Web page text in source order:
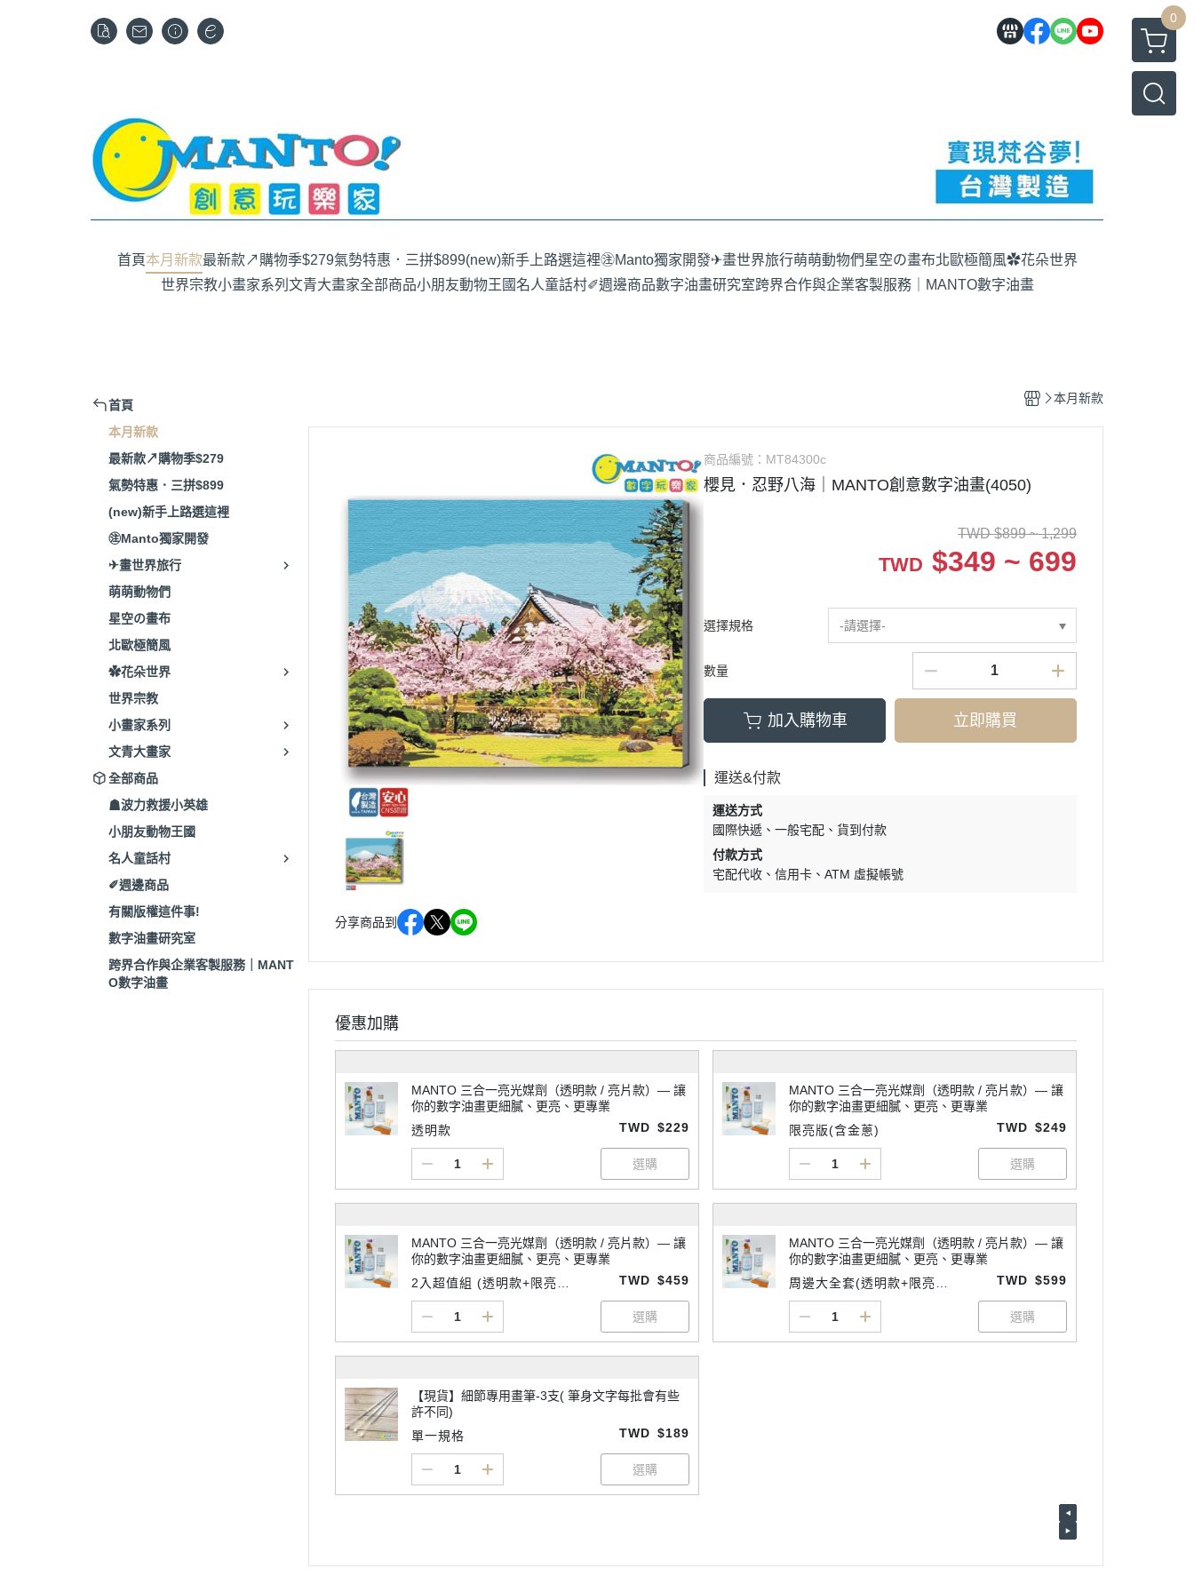
0
首頁本月新款最新款↗購物季$279氣勢特惠．三拼$899(new)新手上路選這裡㊟Manto獨家開發✈畫世界旅行萌萌動物們星空の畫布北歐極簡風✿花朵世界
世界宗教小畫家系列 文青大畫家全部商品小朋友動物王國名人童話村✐週邊商品數字油畫研究室跨界合作與企業客製服務｜MANTO數字油畫
首頁
本月新款
最新款↗購物季$279
氣勢特惠．三拼$899
(new)新手上路選這裡
㊟Manto獨家開發
✈畫世界旅行
萌萌動物們
星空の畫布
北歐極簡風
✿花朵世界
世界宗教
小畫家系列
文青大畫家
全部商品
☗波力救援小英雄
小朋友動物王國
名人童話村
✐週邊商品
有關版權這件事!
數字油畫研究室
跨界合作與企業客製服務｜MANT
O數字油畫
本月新款
分享商品到
商品編號： MT84300c
櫻見．忍野八海｜MANTO創意數字油畫(4050)
TWD $899 ~ 1,299
TWD $349 ~ 699
選擇規格 -請選擇-
數量
加入購物車 立即購買
運送&付款
運送方式
國際快遞
一般宅配
貨到付款
付款方式
宅配代收
信用卡 ATM 虛擬帳號
優惠加購
MANTO 三合一亮光媒劑（透明款 / 亮片款）— 讓
你的數字油畫更細膩、更亮、更專業
透明款
TWD $229
MANTO 三合一亮光媒劑（透明款 / 亮片款）— 讓
你的數字油畫更細膩、更亮、更專業
限亮版(含金蔥)
TWD $249
MANTO 三合一亮光媒劑（透明款 / 亮片款）— 讓
你的數字油畫更細膩、更亮、更專業
2入超值組 (透明款+限亮款
TWD $459
MANTO 三合一亮光媒劑（透明款 / 亮片款）— 讓
你的數字油畫更細膩、更亮、更專業
周邊大全套(透明款+限亮款
TWD $599
【現貨】細節專用畫筆-3支( 筆身文字每批會有些
許不同)
單一規格
TWD $189